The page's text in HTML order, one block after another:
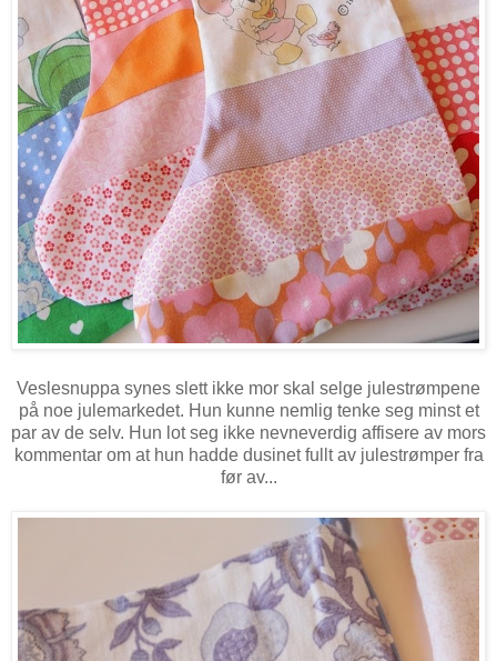
Veslesnuppa synes slett ikke mor skal selge julestrømpene
på noe julemarkedet. Hun kunne nemlig tenke seg minst et
par av de selv. Hun lot seg ikke nevneverdig affisere av mors
kommentar om at hun hadde dusinet fullt av julestrømper fra
før av...